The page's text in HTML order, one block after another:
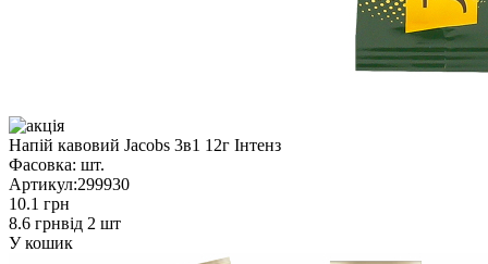
Напій кавовий Jacobs 3в1 12г Інтенз
Фасовка: шт.
Артикул:299930
10.1 грн
8.6 грнвід 2 шт
У кошик